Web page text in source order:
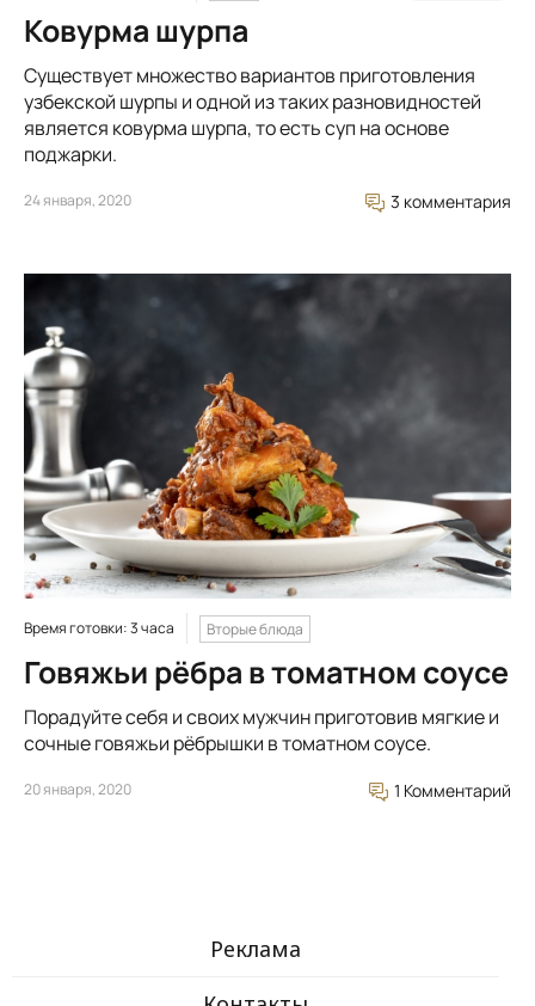
Ковурма шурпа
Существует множество вариантов приготовления
узбекской шурпы и одной из таких разновидностей
является ковурма шурпа, то есть суп на основе
поджарки.
24 января, 2020 3 комментария
Время готовки: 3 часа Вторые блюда
Говяжьи рёбра в томатном соусе
Порадуйте себя и своих мужчин приготовив мягкие и
сочные говяжьи рёбрышки в томатном соусе.
20 января, 2020 1 Комментарий
Реклама